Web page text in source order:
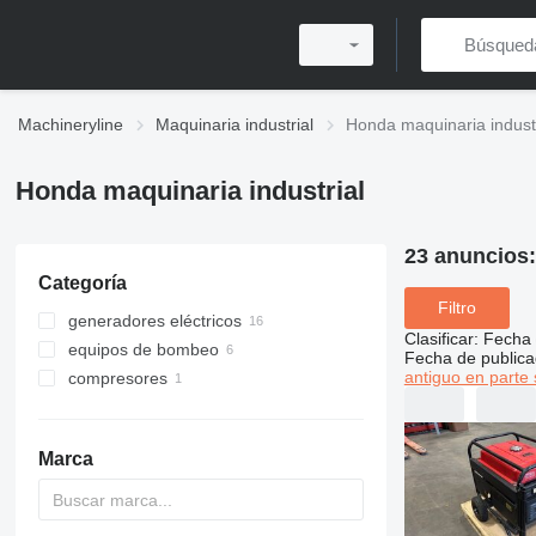
Machineryline Maquinaria industrial Honda maquinaria
Honda maquinaria industrial
Categoría
generadores eléctricos
generadores de gasolina
generadores de diésel
equipos de bombeo
motobombas
compresores
Marca
23 anuncios:
Filtro
Clasificar: Fecha
Fecha de
antiguo en parte